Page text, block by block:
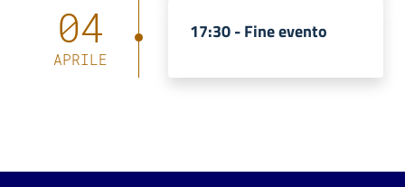
04
APRILE
17:30 -Fine evento